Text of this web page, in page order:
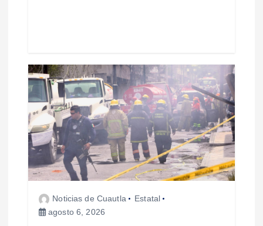
s
Noticias de Cuautla
Estatal
agosto 6, 2026